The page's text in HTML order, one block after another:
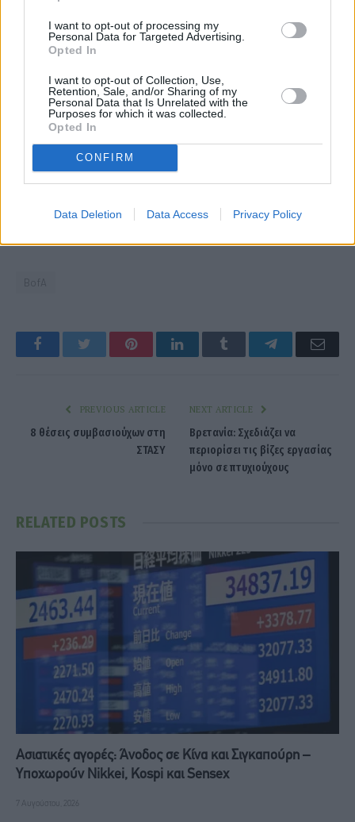
I want to opt-out of processing my
Personal Data for Targeted Advertising.
Opted In
I want to opt-out of Collection, Use,
Retention, Sale, and/or Sharing of my
Personal Data that Is Unrelated with the
Purposes for which it was collected.
Opted In
CONFIRM
Data Deletion Data Access Privacy Policy
Facebook Twitter PinterestLinkedIn Tumblr Telegram
PREVIOUS ARTICLE
8 θέσεις συμβασιούχων στη
ΣΤΑΣΥ
NEXT ARTICLE
Βρετανία: Σχεδιάζει να
περιορίσει τις βίζες εργασίας
μόνο σε πτυχιούχους
RELATED POSTS
Ασιατικές αγορές: Άνοδος σε Κίνα και Σιγκαπούρη –
Υποχωρούν Nikkei, Kospi και Sensex
7 Αυγούστου, 2026